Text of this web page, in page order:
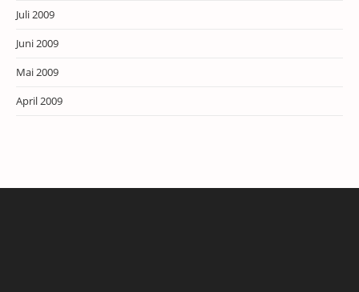
Juli 2009
Juni 2009
Mai 2009
April 2009